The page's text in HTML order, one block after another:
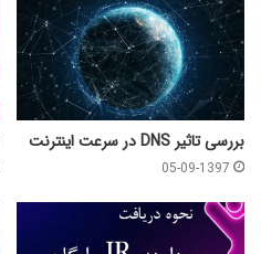
بررسی تاثیر DNS در سرعت اینترنت
05-09-1397